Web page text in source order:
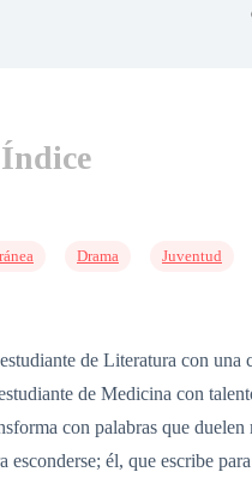
Índice
Drama Juventud
de Literatura con una
de Medicina con
con palabras que
esconderse; él, que escribe